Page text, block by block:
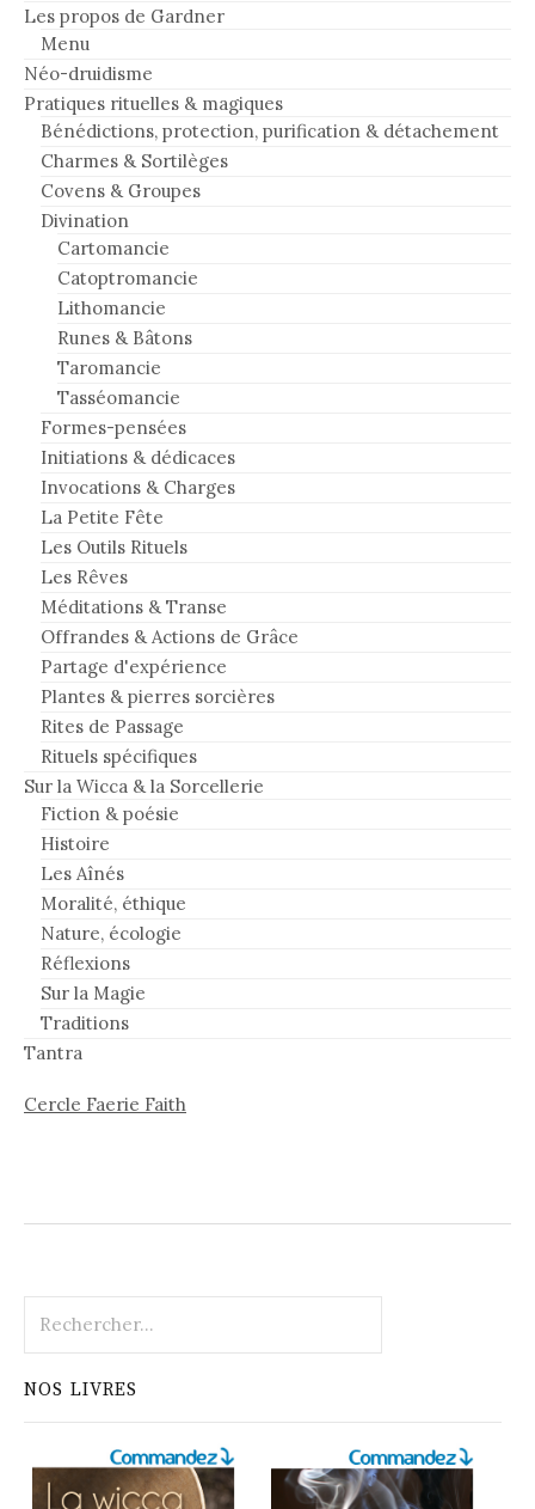
Les propos de Gardner
Menu
Néo-druidisme
Pratiques rituelles & magiques
Bénédictions, protection, purification & détachement
Charmes & Sortilèges
Covens & Groupes
Divination
Cartomancie
Catoptromancie
Lithomancie
Runes & Bâtons
Taromancie
Tasséomancie
Formes-pensées
Initiations & dédicaces
Invocations & Charges
La Petite Fête
Les Outils Rituels
Les Rêves
Méditations & Transe
Offrandes & Actions de Grâce
Partage d'expérience
Plantes & pierres sorcières
Rites de Passage
Rituels spécifiques
Sur la Wicca & la Sorcellerie
Fiction & poésie
Histoire
Les Aînés
Moralité, éthique
Nature, écologie
Réflexions
Sur la Magie
Traditions
Tantra
Cercle Faerie Faith
NOS LIVRES